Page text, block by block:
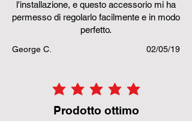
l'installazione, e questo accessorio mi ha
permesso di regolarlo facilmente e in modo
perfetto.
George C. 02/05/19
la valutazione media è 5 su
Prodotto ottimo